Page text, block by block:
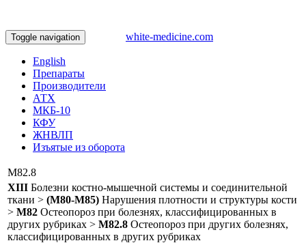
Toggle navigation white-medicine.com
English
Препараты
Производители
АТХ
МКБ-10
КФУ
ЖНВЛП
Изъятые из оборота
M82.8
XIII Болезни костно-мышечной системы и соединительной
ткани > (M80-M85) Нарушения плотности и структуры кости
> M82 Остеопороз при болезнях, классифицированных в
других рубриках > M82.8 Остеопороз при других болезнях,
классифицированных в других рубриках